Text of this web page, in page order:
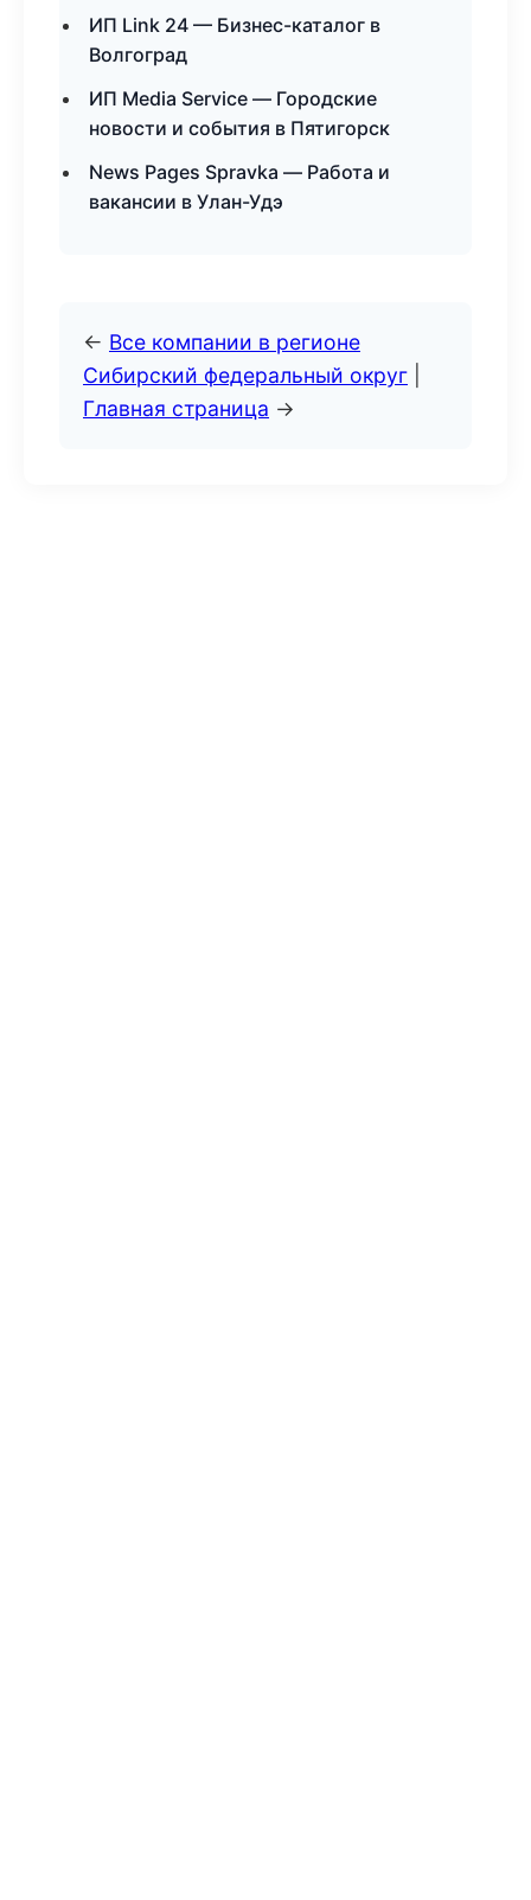
ИП Link 24 — Бизнес-каталог в
Волгоград
ИП Media Service — Городские
новости и события в Пятигорск
News Pages Spravka — Работа и
вакансии в Улан-Удэ
← Все компании в регионе
Сибирский федеральный округ
Главная страница →